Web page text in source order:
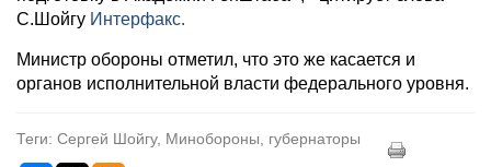
С.Шойгу Интерфакс.
Министр обороны отметил, что это же касается и
органов исполнительной власти федерального уровня.
Теги: Сергей Шойгу, Минобороны, губернаторы